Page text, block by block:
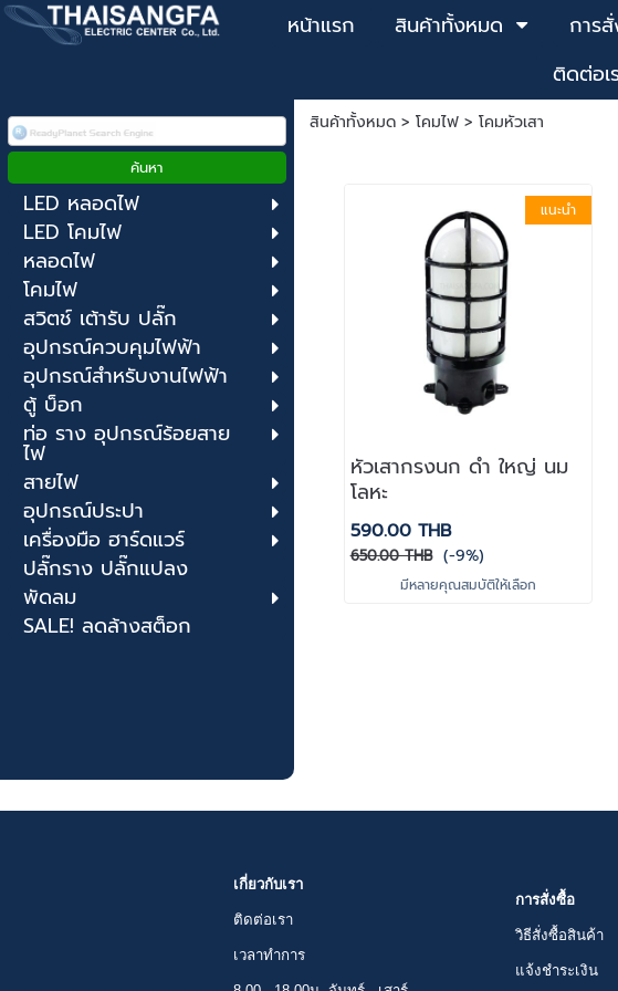
หน้าแรก สินค้าทั้งหมด การ
ติดต่อเ
LED หลอดไฟ
LED โคมไฟ
หลอดไฟ
โคมไฟ
สวิตช์ เต้ารับ ปลั๊ก
อุปกรณ์ควบคุมไฟฟ้า
อุปกรณ์สำหรับงานไฟฟ้า
ตู้ บ็อก
ท่อ ราง อุปกรณ์ร้อยสาย
ไฟ
สายไฟ
อุปกรณ์ประปา
เครื่องมือ ฮาร์ดแวร์
ปลั๊กราง ปลั๊กแปลง
พัดลม
SALE! ลดล้างสต็อก
สินค้าทั้งหมด> โคมไฟ> โคมหัวเสา
แนะนำ
หัวเสากรงนก ดำ ใหญ่ นม
โลหะ
590.00 THB
650.00 THB (-9%)
มีหลายคุณสมบัติให้เลือก
เกี่ยวกับเรา
ติดต่อเรา
เวลาทำการ
การสั่
วิธีสั่งซื้อสินค้า
แจ้งชำระเงิน